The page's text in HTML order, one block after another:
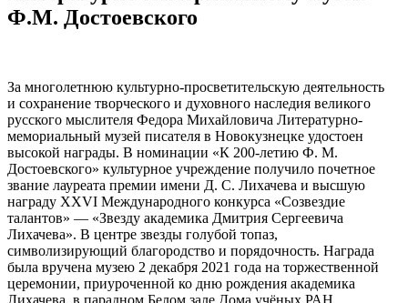
Ф.М. Достоевского
За многолетнюю культурно-просветительскую деятельность
и сохранение творческого и духовного наследия великого
русского мыслителя Федора Михайловича Литературно-
мемориальный музей писателя в Новокузнецке удостоен
высокой награды. В номинации «К 200-летию Ф. М.
Достоевского» культурное учреждение получило почетное
звание лауреата премии имени Д. С. Лихачева и высшую
награду XXVI Международного конкурса «Созвездие
талантов» — «Звезду академика Дмитрия Сергеевича
Лихачева». В центре звезды голубой топаз,
символизирующий благородство и порядочность. Награда
была вручена музею 2 декабря 2021 года на торжественной
церемонии, приуроченной ко дню рождения академика
Лихачева, в парадном Белом зале Дома учёных РАН